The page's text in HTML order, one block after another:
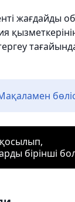
жағдайды
бірінші